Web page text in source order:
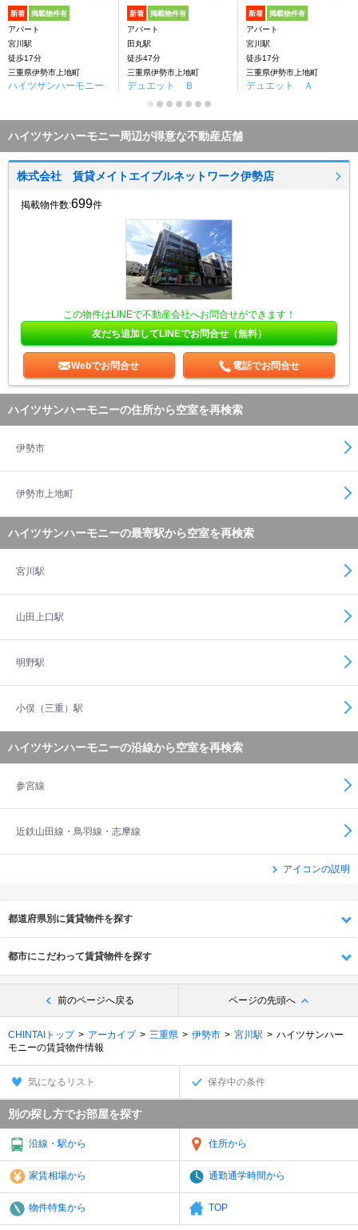
新着 掲載物件有
アパート
宮川駅
徒歩17分
三重県伊勢市上地町
ハイツサンハーモニー
新着 掲載物件有
アパート
田丸駅
徒歩47分
三重県伊勢市上地町
デュエット Ｂ
新着 掲載物件有
アパート
宮川駅
徒歩17分
三重県伊勢市上地町
デュエット Ａ
ハイツサンハーモニー周辺が得意な不動産店舗
株式会社 賃貸メイトエイブルネットワーク伊勢店
掲載物件数:699件
この物件はLINEで不動産会社へお問合せができます！
友だち追加してLINEでお問合せ（無料）
Webでお問合せ 電話でお問合せ
ハイツサンハーモニーの住所から空室を再検索
伊勢市
伊勢市上地町
ハイツサンハーモニーの最寄駅から空室を再検索
宮川駅
山田上口駅
明野駅
小俣（三重）駅
ハイツサンハーモニーの沿線から空室を再検索
参宮線
近鉄山田線・鳥羽線・志摩線
アイコンの説明
都道府県別に賃貸物件を探す
都市にこだわって賃貸物件を探す
前のページへ戻る ページの先頭へ
CHINTAIトップ アーカイブ 三重県 伊勢市 宮川駅
ハイツサンハー
モニーの賃貸物件情報
気になるリスト 保存中の条件
別の探し方でお部屋を探す
沿線・駅から 住所から
家賃相場から 通勤通学時間から
物件特集から TOP